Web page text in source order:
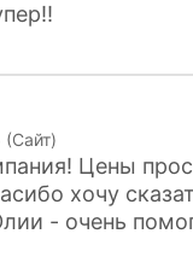
(Сайт)
Цены
хочу
- очень